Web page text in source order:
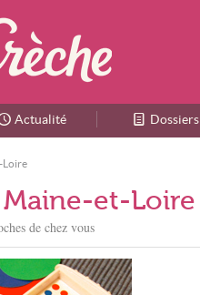
Actualité Dossiers
Loire
et-Loire
de chez vous